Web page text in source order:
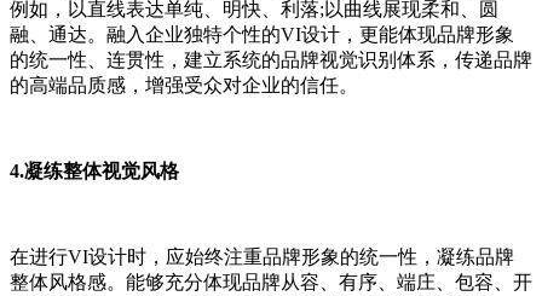
例如，以直线表达单纯、明快、利落;以曲线展现柔和、圆
融、通达。融入企业独特个性的VI设计，更能体现品牌形象
的统一性、连贯性，建立系统的品牌视觉识别体系，传递品牌
的高端品质感，增强受众对企业的信任。
4.凝练整体视觉风格
在进行VI设计时，应始终注重品牌形象的统一性，凝练品牌
整体风格感。能够充分体现品牌从容、有序、端庄、包容、开